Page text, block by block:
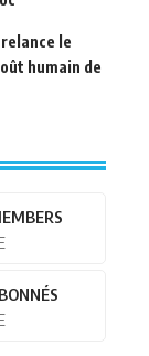
le
humain de